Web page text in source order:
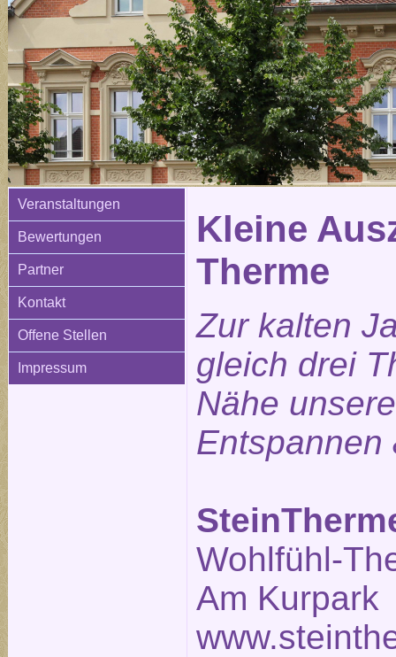
Veranstaltungen
Bewertungen
Partner
Kontakt
Offene Stellen
Impressum
Kleine
Therme
Zur kalten
gleich drei
Nähe
Entspannen
Wohlfühl-
Am